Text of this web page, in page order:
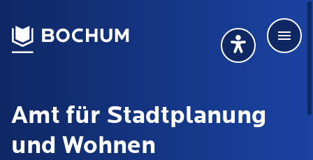
Übersetzung
Deutsch
Amt für Stadtplanung
und Wohnen
Übersetzung wählen (öffnet sich in Google
Deutsch
115 anrufen